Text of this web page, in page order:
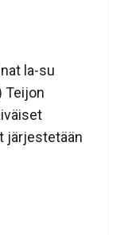
la-su
Teijon
järjestetään